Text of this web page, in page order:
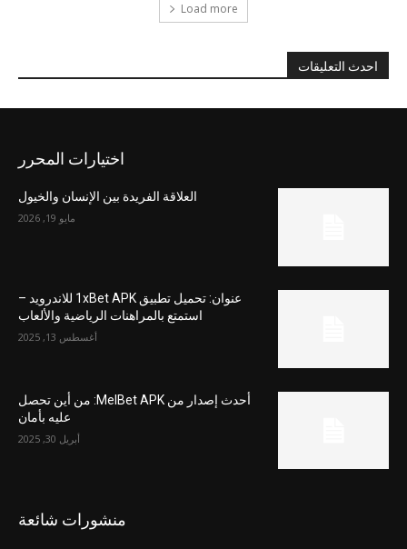
Load more
احدث التعليقات
اختيارات المحرر
العلاقة الفريدة بين الإنسان والخيول
مايو 19, 2026
عنوان: تحميل تطبيق 1xBet APK للاندرويد –
استمتع بالمراهنات الرياضية والألعاب
أغسطس 13, 2025
أحدث إصدار من MelBet APK: من أين تحصل
عليه بأمان
أبريل 30, 2025
منشورات شائعة